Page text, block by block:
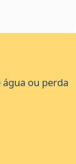
ou perda